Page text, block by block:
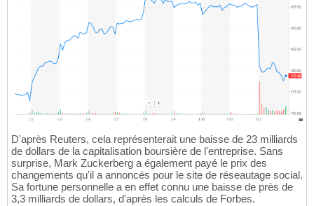
D'après Reuters, cela représenterait une baisse de 23 milliards
de dollars de la capitalisation boursière de l'entreprise. Sans
surprise, Mark Zuckerberg a également payé le prix des
changements qu'il a annoncés pour le site de réseautage social.
Sa fortune personnelle a en effet connu une baisse de près de
3,3 milliards de dollars, d'après les calculs de Forbes.